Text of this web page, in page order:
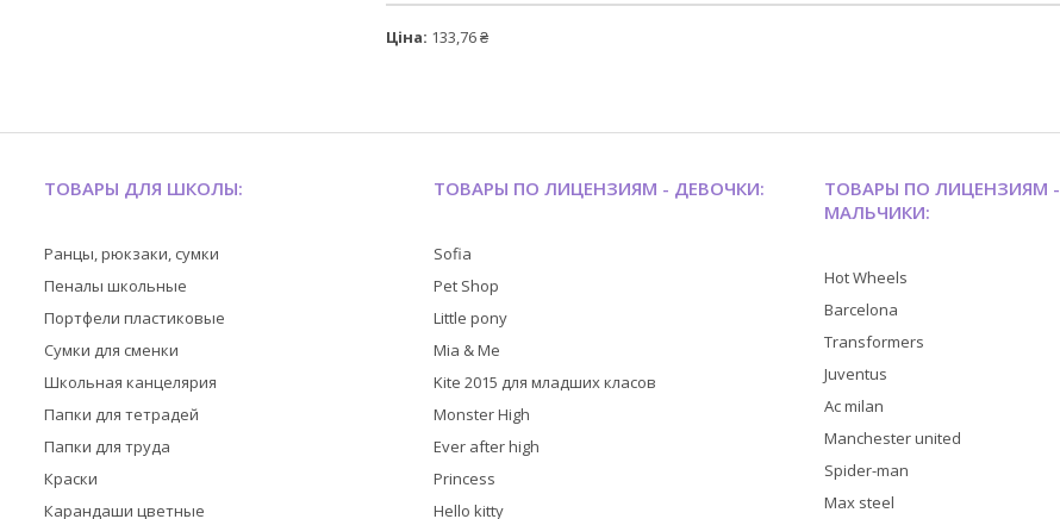
Ціна: 133,76 ₴
ТОВАРЫ ДЛЯ ШКОЛЫ:
Ранцы, рюкзаки, сумки
Пеналы школьные
Портфели пластиковые
Сумки для сменки
Школьная канцелярия
Папки для тетрадей
Папки для труда
Краски
Карандаши цветные
ТОВАРЫ ПО ЛИЦЕНЗИЯМ - ДЕВОЧКИ:
Sofia
Pet Shop
Little pony
Mia & Me
Kite 2015 для младших класов
Monster High
Ever after high
Princess
Hello kitty
ТОВАРЫ ПО ЛИЦЕНЗИЯМ -
МАЛЬЧИКИ:
Hot Wheels
Barcelona
Transformers
Juventus
Ac milan
Manchester united
Spider-man
Max steel